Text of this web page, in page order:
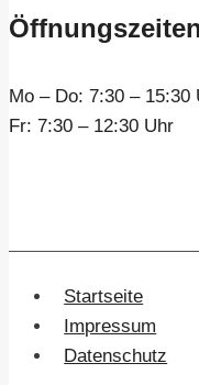
Mo – Do: 7:30 – 15:30
Fr: 7:30 – 12:30 Uhr
Startseite
Impressum
Datenschutz